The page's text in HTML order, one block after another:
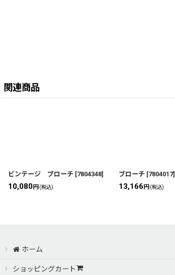
関連商品
ビンテージ ブローチ [7804348]
10,080円(税込)
ブローチ [7804017]
13,166円(税込)
ホーム
ショッピングカート